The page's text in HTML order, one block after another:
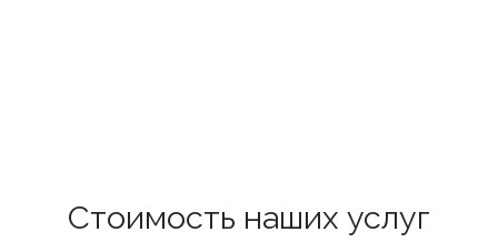
Стоимость наших услуг